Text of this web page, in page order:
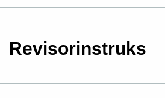
Revisorinstruks